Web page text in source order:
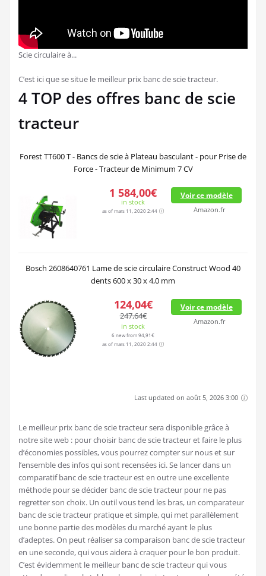
Scie circulaire à...
C’est ici que se situe le meilleur prix banc de scie tracteur.
4 TOP des offres banc de scie
tracteur
Forest TT600 T - Bancs de scie à Plateau basculant - pour Prise de
Force - Tracteur de Minimum 7 CV
1 584,00€
in stock
as of mars 11, 2020 2:44
Voir ce modèle
Amazon.fr
Bosch 2608640761 Lame de scie circulaire Construct Wood 40
dents 600 x 30 x 4,0 mm
124,04€
247,64€
in stock
6 new from 94,91€
as of mars 11, 2020 2:44
Voir ce modèle
Amazon.fr
Last updated on août 5, 2026 3:00
Le meilleur prix banc de scie tracteur sera disponible grâce à
notre site web : pour choisir banc de scie tracteur et faire le plus
d’économies possibles, vous pourrez compter sur nous et sur
l’ensemble des infos qui sont recensées ici. Se lancer dans un
comparatif banc de scie tracteur est en outre une excellente
méthode pour se décider banc de scie tracteur pour ne pas
regretter son choix. Un outil vous tend les bras, un comparateur
banc de scie tracteur pratique et simple, qui met parallèlement
une bonne partie des modèles du marché ayant le plus
d’adeptes. On peut réaliser sa comparaison banc de scie tracteur
en une seconde, qui vous aidera à craquer pour le bon produit.
C’est évidemment le meilleur banc de scie tracteur qui vous